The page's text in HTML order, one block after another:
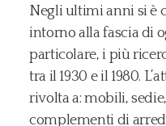
Negli ultimi anni si è
intorno alla fascia di
particolare, i più
tra il 1930 e il 1980.
rivolta a: mobili,
complementi di